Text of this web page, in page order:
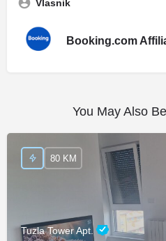
Vlasnik
Booking.com
You May Also
Tuzla Tower Apt.
80 KM